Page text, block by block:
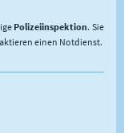
Polizeiinspektion. Sie
einen Notdienst.